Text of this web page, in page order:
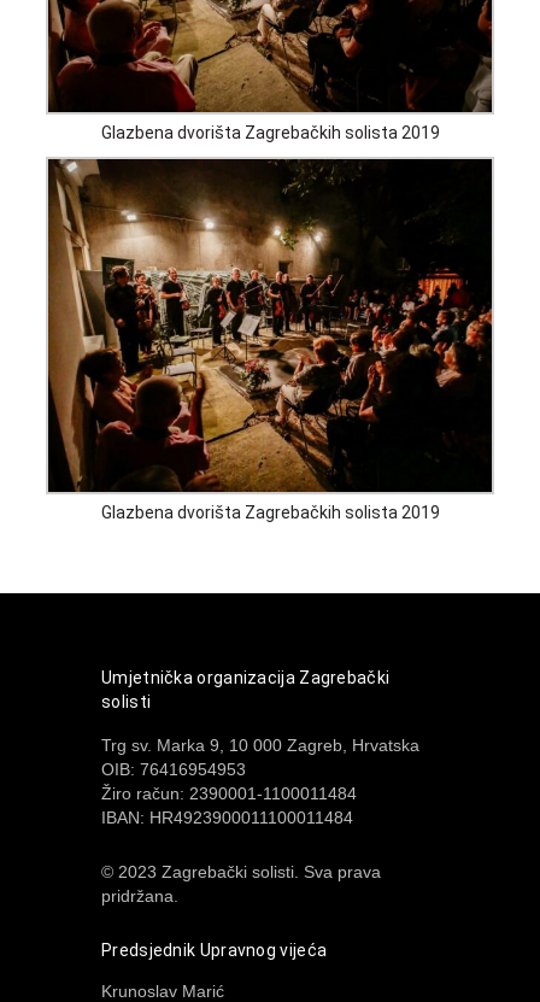
Glazbena dvorišta Zagrebačkih solista 2019
Glazbena dvorišta Zagrebačkih solista 2019
Umjetnička organizacija Zagrebački
solisti
Trg sv. Marka 9, 10 000 Zagreb, Hrvatska
OIB: 76416954953
Žiro račun: 2390001-1100011484
IBAN: HR4923900011100011484
© 2023 Zagrebački solisti. Sva prava
pridržana.
Predsjednik Upravnog vijeća
Krunoslav Marić